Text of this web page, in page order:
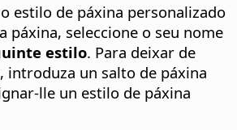
estilo de páxina personalizado
páxina, seleccione o seu nome
estilo. Para deixar de
introduza un salto de páxina
lle un estilo de páxina